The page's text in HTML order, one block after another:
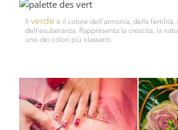
Il verde è il colore dell’armonia, della fertilità,
dell’esuberanza. Rappresenta la crescita, la
uno dei colori più rilassanti.